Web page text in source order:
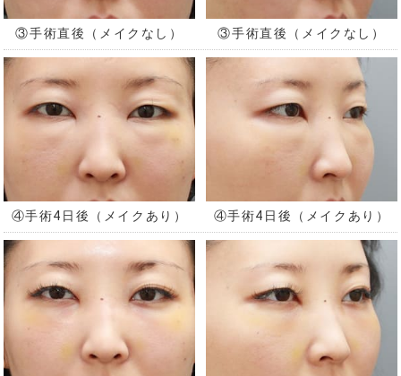
③手術直後（メイクなし） ③手術直後（メイクなし）
④手術4日後（メイクあり） ④手術4日後（メイクあり）